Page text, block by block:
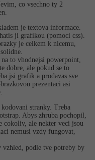
co vsechno ty 2
je textova informace.
ji grafikou (pomoci css).
je celkem k nicemu,
na to vhodnejsi powerpoint,
dobre, ale pokud se to
jsi grafik a prodavas sve
prezentaci asi
stranky. Treba
Abys zhruba pochopil,
cokoliv, ale nekter veci jsou
nemusi vzdy fungovat,
vzhled, podle tve potreby by